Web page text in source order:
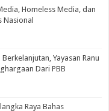
Homeless Media, dan
Nasional
Yayasan Ranu
Dari PBB
Raya Bahas